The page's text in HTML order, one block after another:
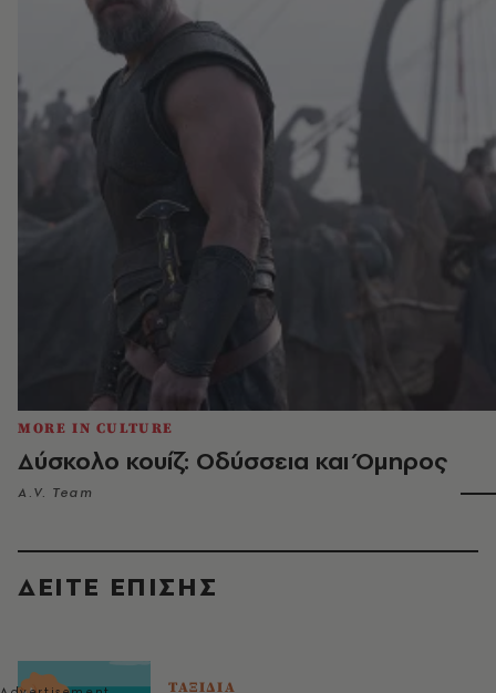
MORE IN CULTURE
Δύσκολο κουίζ: Οδύσσεια και Όμηρος
A.V. Team
ΔΕΙΤΕ ΕΠΙΣΗΣ
ΤΑΞΙΔΙΑ